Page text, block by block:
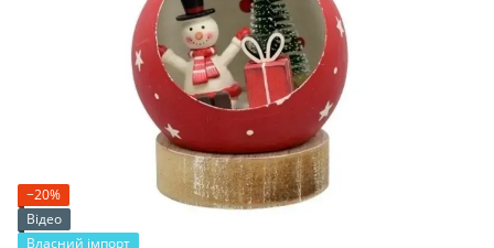
−20%
Відео
Власний імпорт